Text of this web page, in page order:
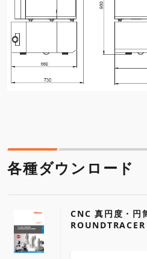
各種ダウンロード
CNC 真円度・円